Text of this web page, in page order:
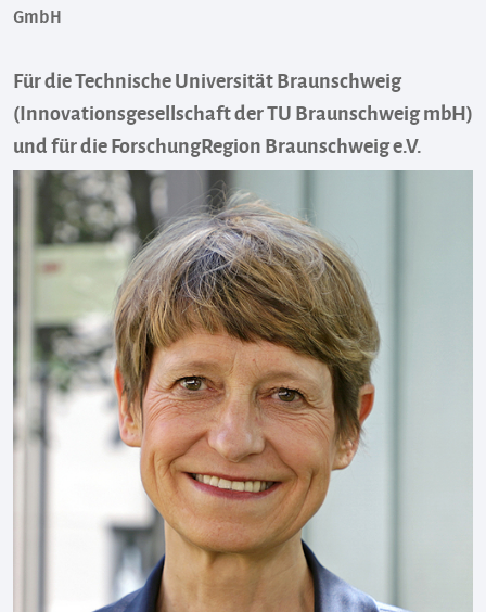
GmbH
Für die Technische Universität Braunschweig
(Innovationsgesellschaft der TU Braunschweig mbH)
und für die ForschungRegion Braunschweig e.V.